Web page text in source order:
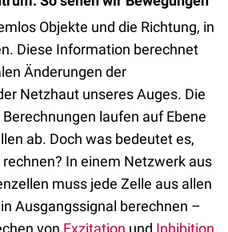
Objekte und die Richtung, in
Diese Information berechnet
Änderungen der
Netzhaut unseres Auges. Die
laufen auf Ebene
ab. Doch was bedeutet es,
rechnen? In einem Netzwerk aus
muss jede Zelle aus allen
Ausgangssignal berechnen –
von Exzitation und Inhibition.